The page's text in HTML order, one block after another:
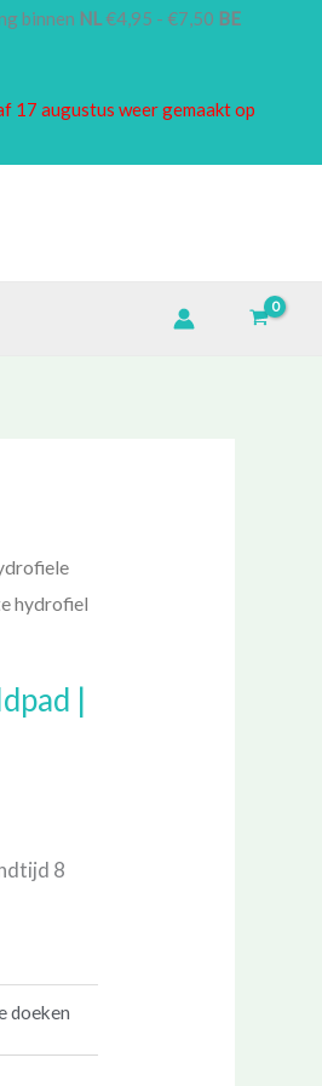
binnen NL€4,95 - €7,50 BE
17 augustus weer gemaakt op
hydrofiel
|
8
doeken